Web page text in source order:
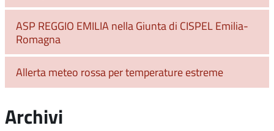
ASP REGGIO EMILIA nella Giunta di CISPEL Emilia-
Romagna
Allerta meteo rossa per temperature estreme
Archivi